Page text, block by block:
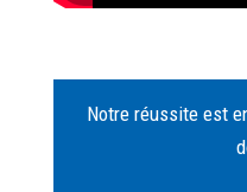
Notre réussite est